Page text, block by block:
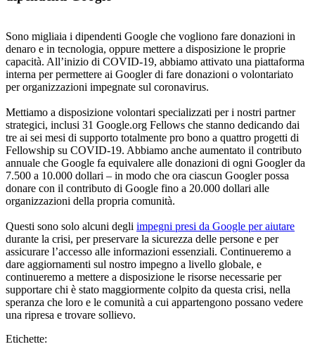
Sono migliaia i dipendenti Google che vogliono fare donazioni in
denaro e in tecnologia, oppure mettere a disposizione le proprie
capacità. All’inizio di COVID-19, abbiamo attivato una piattaforma
interna per permettere ai Googler di fare donazioni o volontariato
per organizzazioni impegnate sul coronavirus.
Mettiamo a disposizione volontari specializzati per i nostri partner
strategici, inclusi 31 Google.org Fellows che stanno dedicando dai
tre ai sei mesi di supporto totalmente pro bono a quattro progetti di
Fellowship su COVID-19. Abbiamo anche aumentato il contributo
annuale che Google fa equivalere alle donazioni di ogni Googler da
7.500 a 10.000 dollari – in modo che ora ciascun Googler possa
donare con il contributo di Google fino a 20.000 dollari alle
organizzazioni della propria comunità.
Questi sono solo alcuni degli impegni presi da Google per aiutare
durante la crisi, per preservare la sicurezza delle persone e per
assicurare l’accesso alle informazioni essenziali. Continueremo a
dare aggiornamenti sul nostro impegno a livello globale, e
continueremo a mettere a disposizione le risorse necessarie per
supportare chi è stato maggiormente colpito da questa crisi, nella
speranza che loro e le comunità a cui appartengono possano vedere
una ripresa e trovare sollievo.
Etichette: